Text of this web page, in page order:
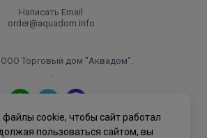
Написать Email
order@aquadom.info
ООО Торговый дом "Аквадом".
.
конфиденциальности
cookie, чтобы сайт работал
пользоваться сайтом, вы